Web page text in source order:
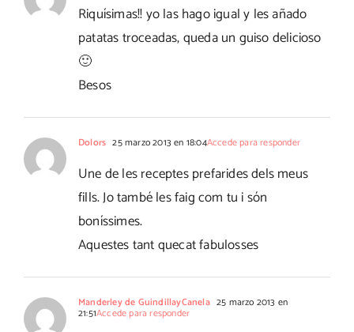
Riquísimas!! yo las hago igual y les añado
patatas troceadas, queda un guiso delicioso
🙂
Besos
Dolors 25 marzo 2013 en 18:04Accede para responder
Une de les receptes prefarides dels meus
fills. Jo també les faig com tu i són
boníssimes.
Aquestes tant quecat fabulosses
Manderley de GuindillayCanela 25 marzo 2013 en
21:51Accede para responder